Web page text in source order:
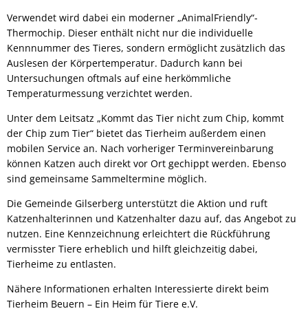
Verwendet wird dabei ein moderner „AnimalFriendly“-
Thermochip. Dieser enthält nicht nur die individuelle
Kennnummer des Tieres, sondern ermöglicht zusätzlich das
Auslesen der Körpertemperatur. Dadurch kann bei
Untersuchungen oftmals auf eine herkömmliche
Temperaturmessung verzichtet werden.
Unter dem Leitsatz „Kommt das Tier nicht zum Chip, kommt
der Chip zum Tier“ bietet das Tierheim außerdem einen
mobilen Service an. Nach vorheriger Terminvereinbarung
können Katzen auch direkt vor Ort gechippt werden. Ebenso
sind gemeinsame Sammeltermine möglich.
Die Gemeinde Gilserberg unterstützt die Aktion und ruft
Katzenhalterinnen und Katzenhalter dazu auf, das Angebot zu
nutzen. Eine Kennzeichnung erleichtert die Rückführung
vermisster Tiere erheblich und hilft gleichzeitig dabei,
Tierheime zu entlasten.
Nähere Informationen erhalten Interessierte direkt beim
Tierheim Beuern – Ein Heim für Tiere e.V.